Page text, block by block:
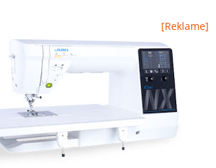
[Reklame]